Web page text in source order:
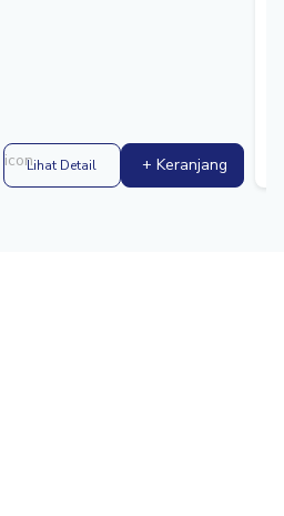
Lihat Detail + Keranjang